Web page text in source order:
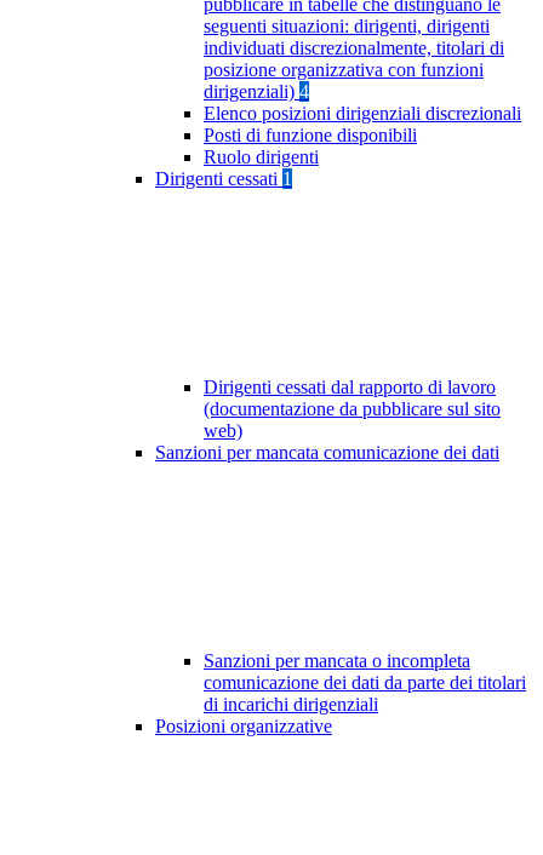
pubblicare in tabelle che distinguano le
seguenti situazioni: dirigenti, dirigenti
individuati discrezionalmente, titolari di
posizione organizzativa con funzioni
dirigenziali) 4
Elenco posizioni dirigenziali discrezionali
Posti di funzione disponibili
Ruolo dirigenti
Dirigenti cessati 1
Dirigenti cessati dal rapporto di lavoro
(documentazione da pubblicare sul sito
web)
Sanzioni per mancata comunicazione dei dati
Sanzioni per mancata o incompleta
comunicazione dei dati da parte dei titolari
di incarichi dirigenziali
Posizioni organizzative